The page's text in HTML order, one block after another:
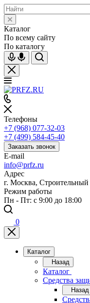
Каталог
По всему сайту
По каталогу
Телефоны
+7 (968) 077-32-03
+7 (499) 584-45-40
Заказать звонок
E-mail
info@prfz.ru
Адрес
г. Москва,
Режим работы
Пн - Пт: с 9:00 до 18:00
0
Каталог
Назад
Каталог
Средства
Назад